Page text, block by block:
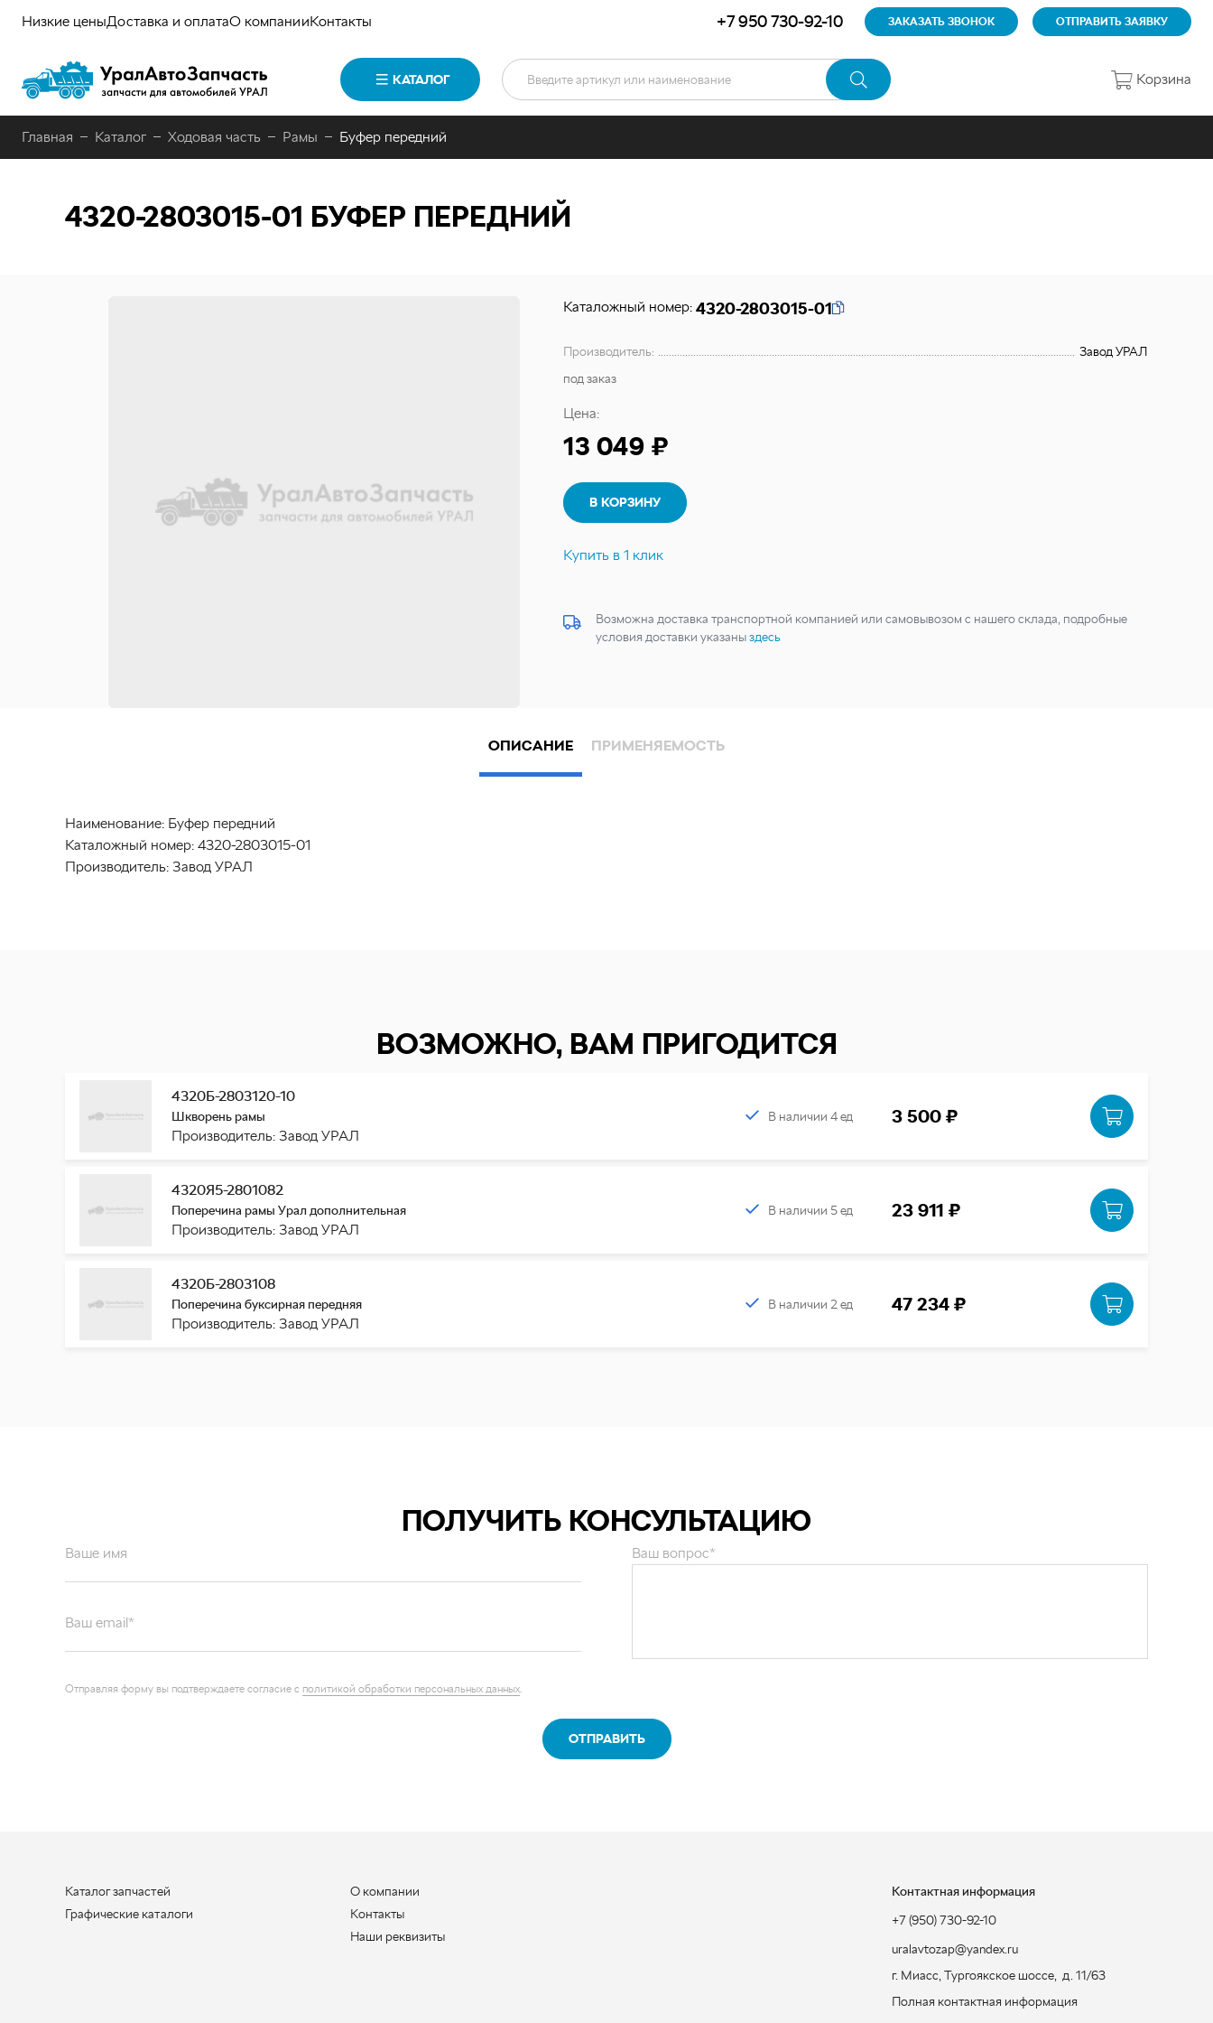
Низкие ценыДоставка и оплатаО компанииКонтакты +7 950 730-92-10 ЗАКАЗАТЬ ЗВОНОК ОТПРАВИТЬ ЗАЯВКУ
КАТАЛОГ Корзина
Главная Каталог Ходовая часть Рамы Буфер передний
4320-2803015-01 БУФЕР ПЕРЕДНИЙ
Каталожный номер: 4320-2803015-01
Производитель:
Завод УРАЛ
под заказ
Цена:
13 049 ₽
В КОРЗИНУ
Купить в 1 клик
Возможна доставка транспортной компанией или самовывозом с нашего склада, подробные
условия доставки указаныздесь
ОПИСАНИЕ ПРИМЕНЯЕМОСТЬ
Наименование: Буфер передний
Каталожный номер: 4320-2803015-01
Производитель: Завод УРАЛ
ВОЗМОЖНО, ВАМ ПРИГОДИТСЯ
4320Б-2803120-10
Шкворень рамы
Производитель: Завод УРАЛ
В наличии 4 ед 3 500 ₽
4320Я5-2801082
Поперечина рамы Урал дополнительная
Производитель: Завод УРАЛ
В наличии 5 ед 23 911 ₽
4320Б-2803108
Поперечина буксирная передняя
Производитель: Завод УРАЛ
В наличии 2 ед 47 234 ₽
ПОЛУЧИТЬ КОНСУЛЬТАЦИЮ
Ваше имя Ваш вопрос*
Отправляя форму вы подтверждаете согласие с